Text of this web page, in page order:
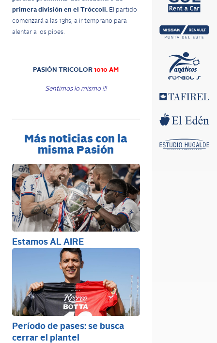
primera división en el Tróccoli. El partido
comenzará a las 13hs, a ir temprano para
alentar a los pibes.
PASIÓN TRICOLOR1010 AM
Sentimos lo mismo !!!
Más noticias con la
misma Pasión
Estamos AL AIRE
Período de pases: se busca
cerrar el plantel